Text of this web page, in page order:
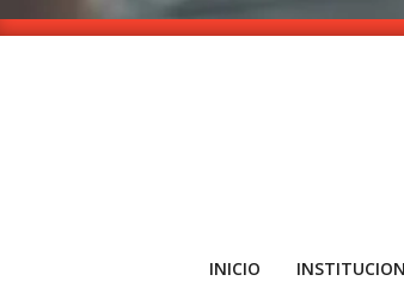
Skip
INICIO